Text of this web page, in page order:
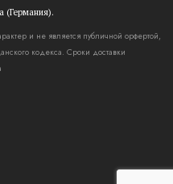
(Германия).
и не является публичной орфертой,
кодекса. Сроки доставки